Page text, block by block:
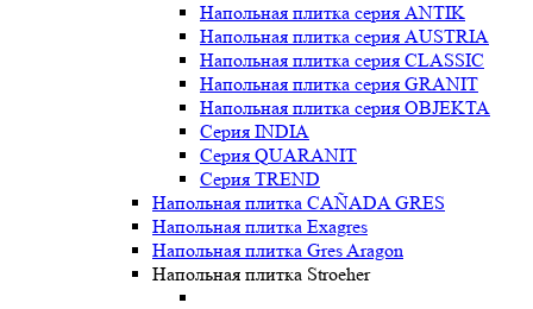
Напольная плитка серия ANTIK
Напольная плитка серия AUSTRIA
Напольная плитка серия CLASSIC
Напольная плитка серия GRANIT
Напольная плитка серия OBJEKTA
Серия INDIA
Серия QUARANIT
Серия TREND
Напольная плитка CAÑADA GRES
Напольная плитка Exagres
Напольная плитка Gres Aragon
Напольная плитка Stroeher